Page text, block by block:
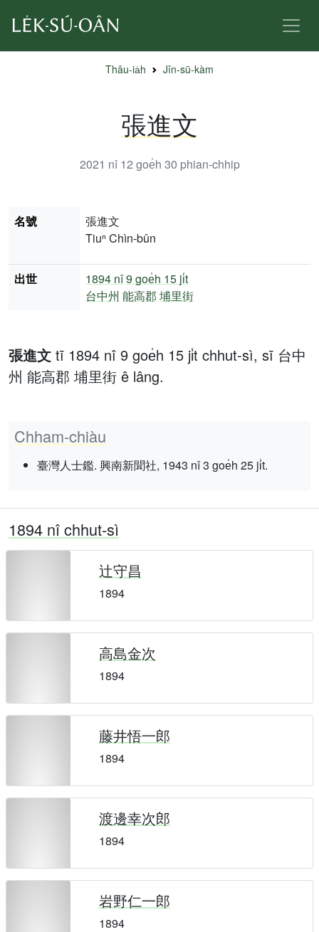
Thâu-ia̍h Jîn-sū-kàm
張進文
2021 nî 12 goe̍h 30 phian-chhip
張進文 tī 1894 nî 9 goe̍h 15 ji̍t chhut-sì, sī 台中
州 能高郡 埔里街 ê lâng.
Chham-chiàu
臺灣人士鑑. 興南新聞社, 1943 nî 3 goe̍h 25 ji̍t.
名號
張進文
Tiuⁿ Chìn-bûn
出世 1894 nî9 goe̍h 15 ji̍t
台中州 能高郡 埔里街
1894 nî chhut-sì
辻守昌
1894
高島金次
1894
藤井悟一郎
1894
渡邊幸次郎
1894
岩野仁一郎
1894